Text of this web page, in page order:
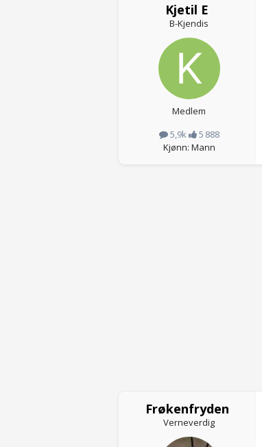
Kjetil E
B-Kjendis
Medlem
5,9k
5 888
Kjønn: Mann
Frøkenfryden
Verneverdig